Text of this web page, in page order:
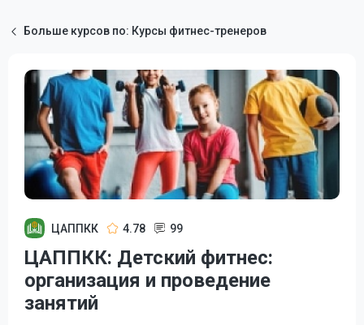
Больше курсов по: Курсы фитнес-тренеров
ЦАППКК 4.78 99
ЦАППКК: Детский фитнес:
организация и проведение
занятий